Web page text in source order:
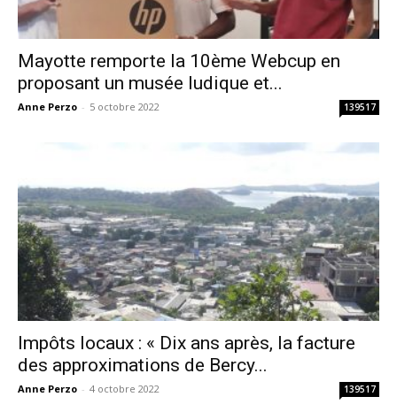
Mayotte remporte la 10ème Webcup en
proposant un musée ludique et...
Anne Perzo - 5 octobre 2022 139517
Impôts locaux : « Dix ans après, la facture
des approximations de Bercy...
Anne Perzo - 4 octobre 2022 139517